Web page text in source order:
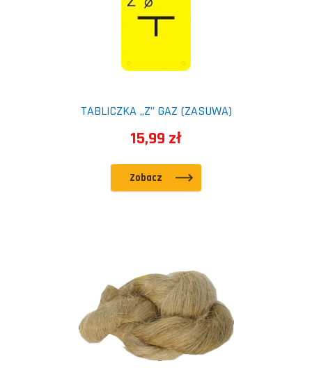
TABLICZKA „Z” GAZ (ZASUWA)
15,99 zł
Zobacz